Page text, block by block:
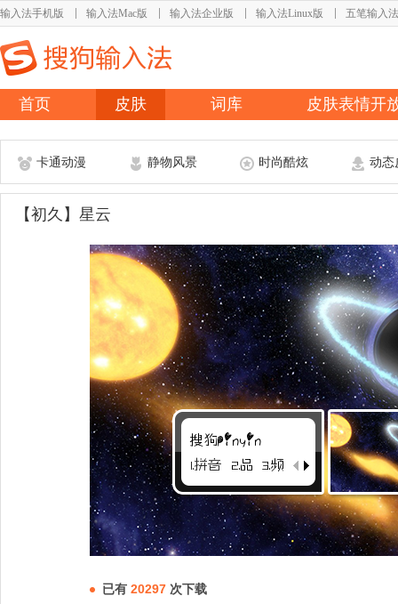
输入法手机版 输入法Mac版 输入法企业版 输入法Linux版 五笔输入法
首页 皮肤 词库 皮肤表情开
卡通动漫 静物风景 时尚酷炫 动态
【初久】星云
已有 20297 次下载